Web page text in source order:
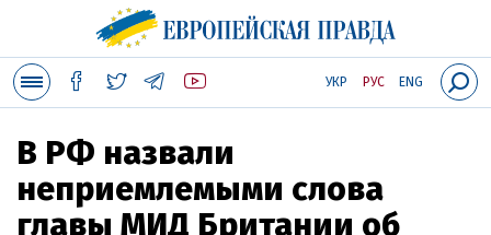
УКР РУС ENG
В РФ назвали
неприемлемыми слова
главы МИД Британии об